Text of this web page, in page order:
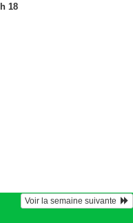
h 18
Voir la semaine suivante